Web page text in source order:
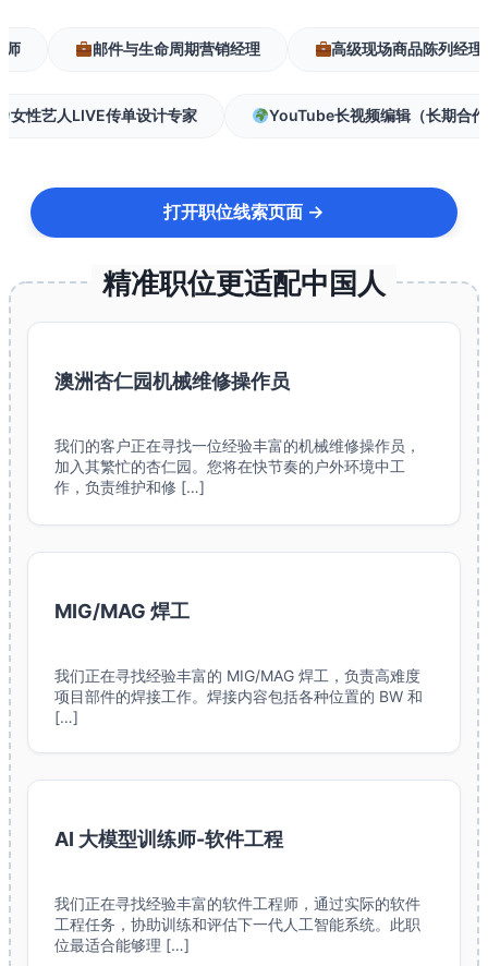
邮件与生命周期营销经理 高级现场商品陈列经理
女性艺人LIVE传单设计专家 YouTube长视频编辑（
打开职位线索页面 →
精准职位更适配中国人
澳洲杏仁园机械维修操作员
我们的客户正在寻找一位经验丰富的机械维修操作员，
加入其繁忙的杏仁园。您将在快节奏的户外环境中工
作，负责维护和修 […]
MIG/MAG 焊工
我们正在寻找经验丰富的 MIG/MAG 焊工，负责高难度
项目部件的焊接工作。焊接内容包括各种位置的 BW 和
[…]
AI 大模型训练师-软件工程
我们正在寻找经验丰富的软件工程师，通过实际的软件
工程任务，协助训练和评估下一代人工智能系统。此职
位最适合能够理 […]